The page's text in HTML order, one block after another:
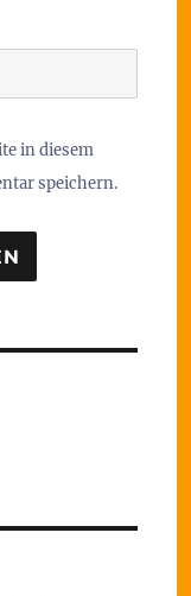
in diesem
speichern.